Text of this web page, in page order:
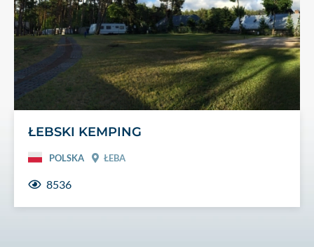
ŁEBSKI KEMPING
POLSKA ŁEBA
8536